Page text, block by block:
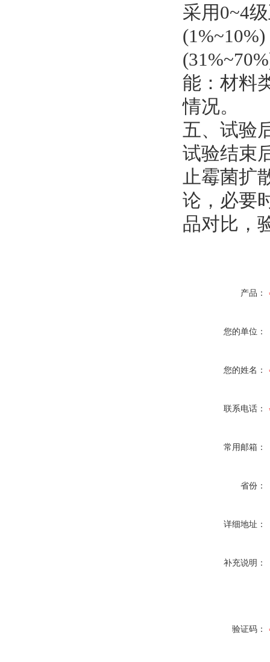
采用0~4
能：材料
情况。
五、试验
试验结束
止霉菌扩
论，必要
品对比，
产品：
您的单位：
您的姓名：
联系电话：
常用邮箱：
省份：
详细地址：
补充说明：
验证码：